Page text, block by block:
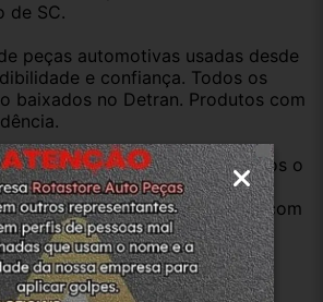
de SC.
peças automotivas usadas desde
e confiança. Todos os
baixados no Detran. Produtos com
ou compra e atenderemos o
retirada dos produtos em
basta entrar em contato com
suas dúvidas.